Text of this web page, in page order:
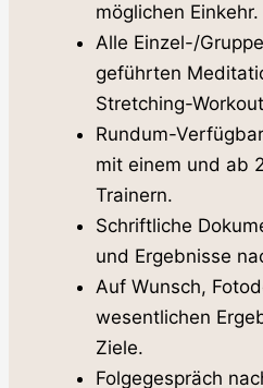
möglichen Einkehr.
Alle Einzel-/
geführten
Stretching-
Rundum-
mit einem und ab
Trainern.
Schriftliche
und Ergebnisse
Auf Wunsch,
wesentlichen
Ziele.
Folgegespräch